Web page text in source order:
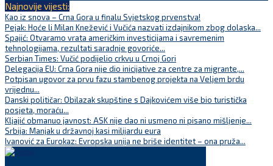
Najnovije vijesti:
Kao iz snova – Crna Gora u finalu Svjetskog prvenstva!
Pejak: Hoće li Milan Knežević i Vučića nazvati izdajnikom zbog dolaska...
Spajić: Otvaramo vrata američkim investicijama i savremenim
tehnologijama, rezultati saradnje govoriće...
Serbian Times: Vučić podijelio crkvu u Crnoj Gori
Delegacija EU: Crna Gora nije dio inicijative za centre za migrante,...
Potpisan ugovor za prvu fazu stambenog projekta na Veljem brdu
vrijednu...
Danski političar: Obilazak skupštine s Dajkovićem više bio turistička
posjeta, moraću...
Kljajić obmanuo javnost: ASK nije dao ni usmeno ni pisano mišljenje...
Srbija: Manjak u državnoj kasi milijardu eura
Ivanović za Eurokaz: Evropska unija ne briše identitet – ona pruža...